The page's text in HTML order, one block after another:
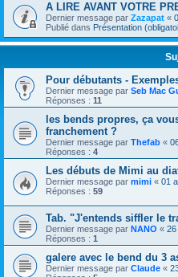
A LIRE AVANT VOTRE
Dernier message par Zazapat «
Publié dans Présentation
Pour débutants -
Dernier message par Seb Mac
Réponses : 11
les bends propres, ça
franchement ?
Dernier message par Thefab «
Réponses : 4
Les débuts de Mimi au
Dernier message par mimi « 01
Réponses : 59
Tab. "J'entends siffler le
Dernier message par NANO « 26
Réponses : 1
galere avec le bend du 3
Dernier message par Claude «